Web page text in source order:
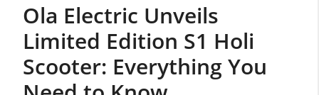
Ola Electric Unveils
Limited Edition S1 Holi
Scooter: Everything You